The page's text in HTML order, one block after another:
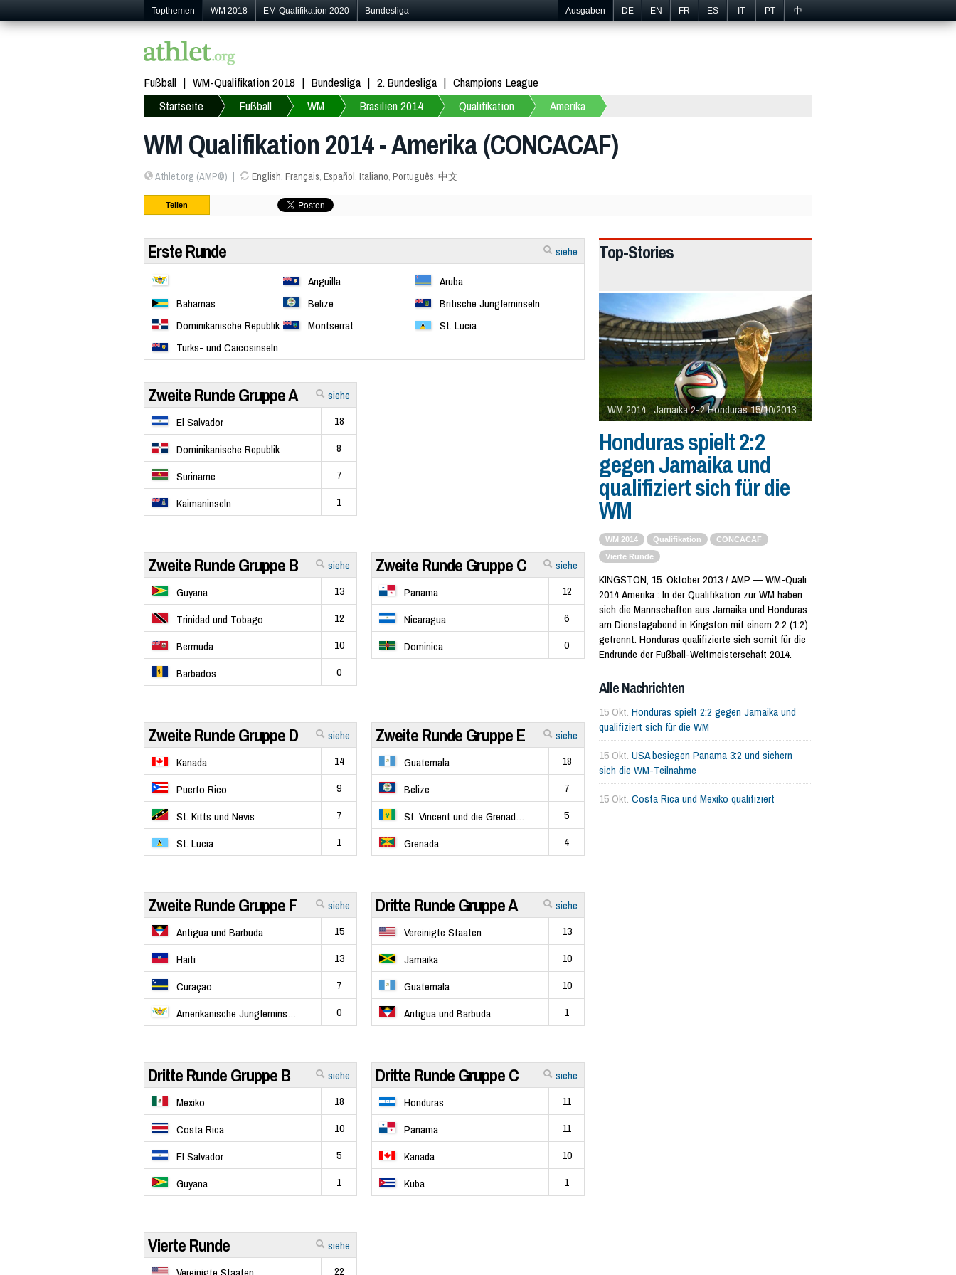
Topthemen WM 2018 EM-Qualifikation 2020 Bundesliga Ausgaben DE EN FR ES IT PT 中
Fußball WM-Qualifikation 2018 Bundesliga 2. Bundesliga
Champions League
Startseite
Fußball WM Brasilien 2014 Qualifikation Amerika
WM Qualifikation 2014 - Amerika (CONCACAF)
Athlet.org (AMP©) English, Français, Español, Italiano, Português, 中文
Teilen
siehe
Erste Runde
Amerikanische Jungferninseln Anguilla
Aruba
Bahamas
Belize
Britische Jungferninseln
Dominikanische Republik
Montserrat
St. Lucia
Turks- und Caicosinseln
siehe
Zweite Runde Gruppe A
El Salvador
18
Dominikanische Republik
8
Suriname
7
Kaimaninseln
1
siehe
Zweite Runde Gruppe B
Guyana
13
Trinidad und Tobago
12
Bermuda
10
Barbados
0
siehe
Zweite Runde Gruppe C
Panama
12
Nicaragua
6
Dominica
0
siehe
Zweite Runde Gruppe D
Kanada
14
Puerto Rico
9
St. Kitts und Nevis
7
St. Lucia
1
siehe
Zweite Runde Gruppe E
Guatemala
18
Belize
7
St. Vincent und die Grenadinen
5
Grenada
4
siehe
Zweite Runde Gruppe F
Antigua und Barbuda
15
Haiti
13
Curaçao
7
Amerikanische Jungferninseln
0
siehe
Dritte Runde Gruppe A
Vereinigte Staaten
13
Jamaika
10
Guatemala
10
Antigua und Barbuda
1
siehe
Dritte Runde Gruppe B
Mexiko
18
Costa Rica
10
El Salvador
5
Guyana
1
siehe
Dritte Runde Gruppe C
Honduras
11
Panama
11
Kanada
10
Kuba
1
siehe
Vierte Runde
22
Top-Stories
WM 2014 : Jamaika 2-2 Honduras 15/10/2013
Honduras spielt 2:2
gegen Jamaika und
qualifiziert sich für die
WM
WM 2014 Qualifikation
CONCACAF
Vierte Runde
KINGSTON, 15. Oktober 2013 / AMP — WM-Quali
2014 Amerika : In der Qualifikation zur WM haben
sich die Mannschaften aus Jamaika und Honduras
am Dienstagabend in Kingston mit einem 2:2 (1:2)
getrennt. Honduras qualifizierte sich somit für die
Endrunde der Fußball-Weltmeisterschaft 2014.
Alle Nachrichten
15 Okt. Honduras spielt 2:2 gegen Jamaika und
qualifiziert sich für die WM
15 Okt. USA besiegen Panama 3:2 und sichern
sich die WM-Teilnahme
15 Okt. Costa Rica und Mexiko qualifiziert